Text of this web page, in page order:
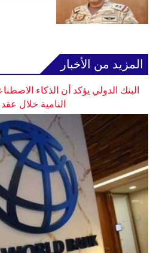
المزيد من الأخبار
البنك الدولي يؤكد أن الذكاء
النامية خلال